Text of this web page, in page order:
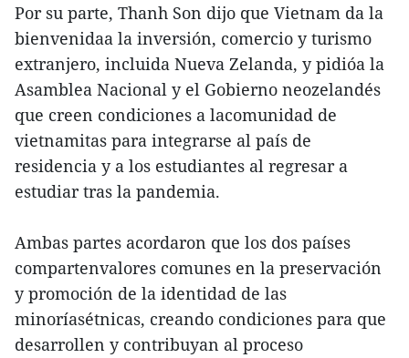
Por su parte, Thanh Son dijo que Vietnam da la
bienvenidaa la inversión, comercio y turismo
extranjero, incluida Nueva Zelanda, y pidióa la
Asamblea Nacional y el Gobierno neozelandés
que creen condiciones a lacomunidad de
vietnamitas para integrarse al país de
residencia y a los estudiantes al regresar a
estudiar tras la pandemia.
Ambas partes acordaron que los dos países
compartenvalores comunes en la preservación
y promoción de la identidad de las
minoríasétnicas, creando condiciones para que
desarrollen y contribuyan al proceso